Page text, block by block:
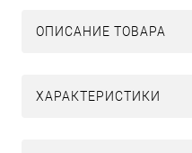
ОПИСАНИЕ ТОВАРА
ХАРАКТЕРИСТИКИ